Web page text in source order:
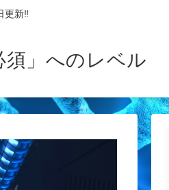
更新‼
」へのレベル